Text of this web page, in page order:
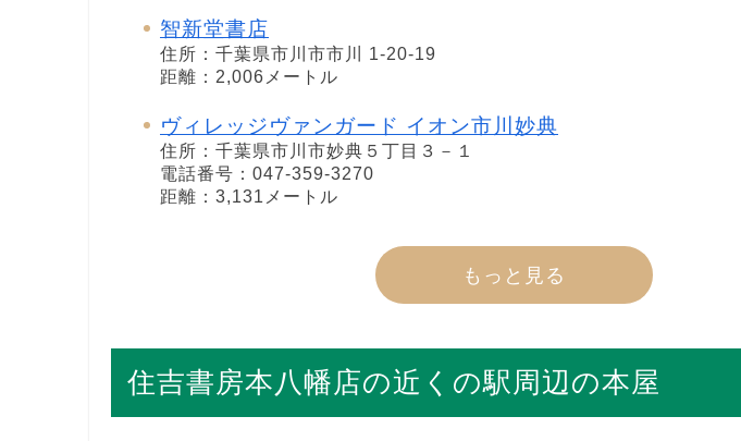
智新堂書店
住所：千葉県市川市市川 1-20-19
距離：2,006メートル
ヴィレッジヴァンガード イオン市川妙典
住所：千葉県市川市妙典５丁目３－１
電話番号：047-359-3270
距離：3,131メートル
もっと見る
住吉書房本八幡店の近くの駅周辺の本屋